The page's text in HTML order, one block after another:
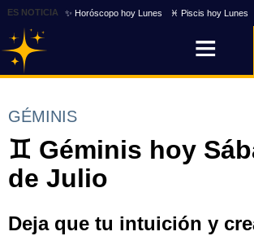
ES NOTICIA ✨ Horóscopo hoy Lunes ♓ Piscis hoy Lunes
GÉMINIS
♊ Géminis hoy
de Julio
Deja que tu intuición y